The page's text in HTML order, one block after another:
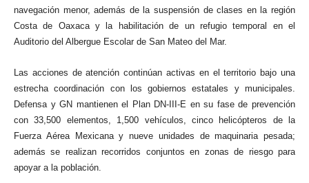
navegación menor, además de la suspensión de clases en la región
Costa de Oaxaca y la habilitación de un refugio temporal en el
Auditorio del Albergue Escolar de San Mateo del Mar.
Las acciones de atención continúan activas en el territorio bajo una
estrecha coordinación con los gobiernos estatales y municipales.
Defensa y GN mantienen el Plan DN-III-E en su fase de prevención
con 33,500 elementos, 1,500 vehículos, cinco helicópteros de la
Fuerza Aérea Mexicana y nueve unidades de maquinaria pesada;
además se realizan recorridos conjuntos en zonas de riesgo para
apoyar a la población.